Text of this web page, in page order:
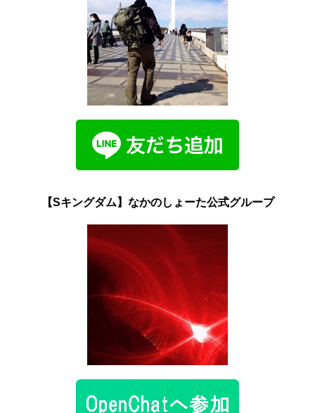
【Sキングダム】なかのしょーた公式グループ